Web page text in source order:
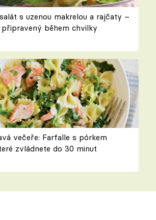
s uzenou makrelou a rajčaty –
během chvilky
večeře: Farfalle s pórkem
zvládnete do 30 minut